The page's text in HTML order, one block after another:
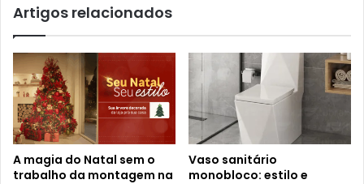
Artigos relacionados
A magia do Natal sem o
trabalho da montagem na
Vaso sanitário
monobloco: estilo e